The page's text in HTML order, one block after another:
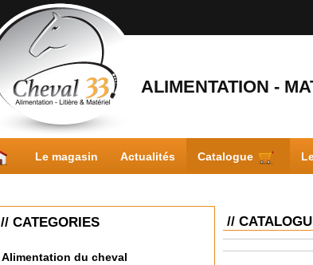
ALIMENTATION -
Le magasin Actualités Catalogue
// CATEGORIES
Alimentation du cheval
//